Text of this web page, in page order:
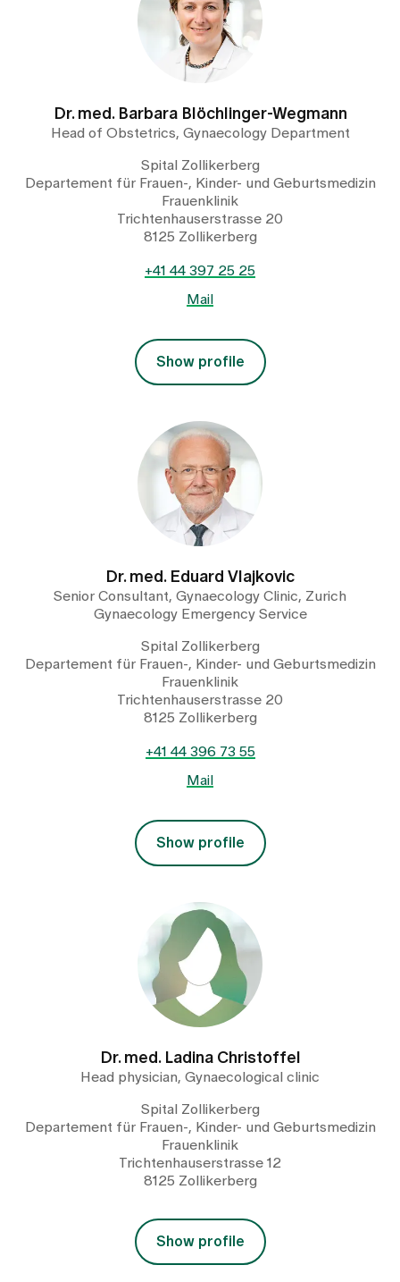
Dr. med. Barbara Blöchlinger-Wegmann
Head of Obstetrics, Gynaecology Department
Spital Zollikerberg
Departement für Frauen-, Kinder- und Geburtsmedizin
Frauenklinik
Trichtenhauserstrasse 20
8125 Zollikerberg
+41 44 397 25 25
Mail
Show profile
Dr. med. Eduard Vlajkovic
Senior Consultant, Gynaecology Clinic, Zurich
Gynaecology Emergency Service
Spital Zollikerberg
Departement für Frauen-, Kinder- und Geburtsmedizin
Frauenklinik
Trichtenhauserstrasse 20
8125 Zollikerberg
+41 44 396 73 55
Mail
Show profile
Dr. med. Ladina Christoffel
Head physician, Gynaecological clinic
Spital Zollikerberg
Departement für Frauen-, Kinder- und Geburtsmedizin
Frauenklinik
Trichtenhauserstrasse 12
8125 Zollikerberg
Show profile